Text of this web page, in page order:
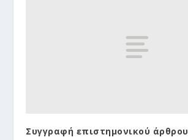
Συγγραφή επιστημονικού άρθρου